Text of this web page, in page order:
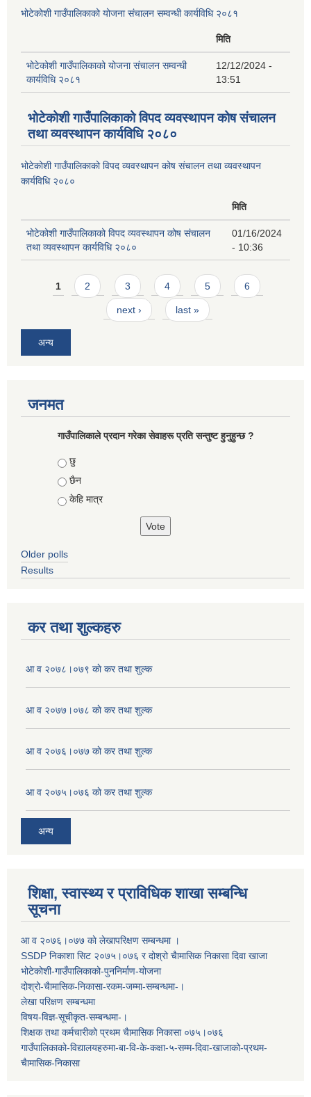
भोटेकोशी गाउँपालिकाको योजना संचालन सम्वन्धी कार्यविधि २०८१
मिति
भोटेकोशी गाउँपालिकाको योजना संचालन सम्वन्धी
कार्यविधि २०८१
12/12/2024 -
13:51
भोटेकोशी गाउँपालिकाको विपद व्यवस्थापन कोष संचालन
तथा व्यवस्थापन कार्यविधि २०८०
भोटेकोशी गाउँपालिकाको विपद व्यवस्थापन कोष संचालन तथा व्यवस्थापन
कार्यविधि २०८०
मिति
भोटेकोशी गाउँपालिकाको विपद व्यवस्थापन कोष संचालन
तथा व्यवस्थापन कार्यविधि २०८०
01/16/2024
- 10:36
Pages
1 2 3 4 5 6
next › last »
अन्य
जनमत
गाउँपालिकाले प्रदान गरेका सेवाहरू प्रति सन्तुष्ट हुनुहुन्छ ?
Choices
छु
छैन
केहि मात्र
Older polls
Results
कर तथा शुल्कहरु
आ व २०७८।०७९ काे कर तथा शुल्क
आ व २०७७।०७८ काे कर तथा शुल्क
आ व २०७६।०७७ काे कर तथा शुल्क
आ व २०७५।०७६ काे कर तथा शुल्क
अन्य
शिक्षा, स्वास्थ्य र प्राविधिक शाखा सम्बन्धि
सूचना
आ व २०७६।०७७ काे लेखापरिक्षण सम्बन्धमा ।
SSDP निकाशा सिट २०७५।०७६ र दोश्रो चैामासिक निकासा दिवा खाजा
भोटेकोशी-गाउँपालिकाको-पुननिर्माण-योजना
दोश्रो-चैामासिक-निकासा-रकम-जम्मा-सम्बन्धमा-।
लेखा परिक्षण सम्बन्धमा
विषय-विज्ञ-सूचीकृत-सम्बन्धमा-।
शिक्षक तथा कर्मचारीको प्रथम च‌ैामासिक निकासा ०७५।०७६
गाउँपालिकाको-विद्यालयहरुमा-बा-वि-के-कक्षा-५-सम्म-दिवा-खाजाको-प्रथम-
चैामासिक-निकासा